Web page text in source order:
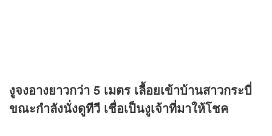
งูจงอางยาวกว่า 5 เมตร เลื้อยเข้าบ้านสาวกระบี่
ขณะกำลังนั่งดูทีวี เชื่อเป็นงูเจ้าที่มาให้โชค